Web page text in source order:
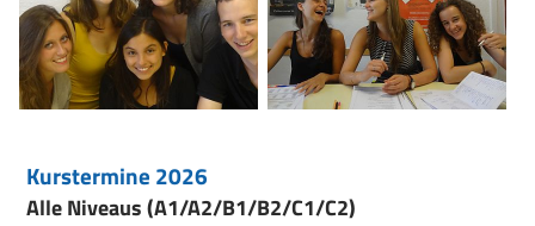
Kurstermine 2026
Alle Niveaus (A1/A2/B1/B2/C1/C2)